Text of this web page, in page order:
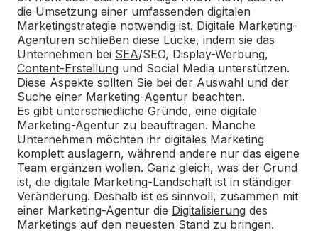
die Umsetzung einer umfassenden digitalen
Marketingstrategie notwendig ist. Digitale Marketing-
Agenturen schließen diese Lücke, indem sie das
Unternehmen bei SEA/SEO, Display-Werbung,
Content-Erstellung und Social Media unterstützen.
Diese Aspekte sollten Sie bei der Auswahl und der
Suche einer Marketing-Agentur beachten.
Es gibt unterschiedliche Gründe, eine digitale
Marketing-Agentur zu beauftragen. Manche
Unternehmen möchten ihr digitales Marketing
komplett auslagern, während andere nur das eigene
Team ergänzen wollen. Ganz gleich, was der Grund
ist, die digitale Marketing-Landschaft ist in ständiger
Veränderung. Deshalb ist es sinnvoll, zusammen mit
einer Marketing-Agentur die Digitalisierung des
Marketings auf den neuesten Stand zu bringen.